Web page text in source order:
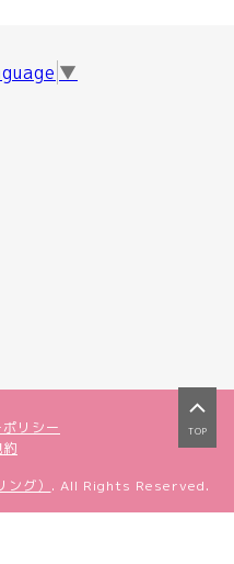
▼
リシー
TOP
グ） . All Rights Reserved.